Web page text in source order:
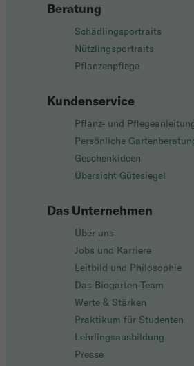
Beratung
Schädlingsportraits
Nützlingsportraits
Pflanzenpflege
Kundenservice
Pflanz- und
Persönliche
Geschenkideen
Übersicht Gütesiegel
Das Unternehmen
Über uns
Jobs und Karriere
Leitbild und Philosophie
Das Biogarten-Team
Werte & Stärken
Praktikum für Studenten
Lehrlingsausbildung
Presse